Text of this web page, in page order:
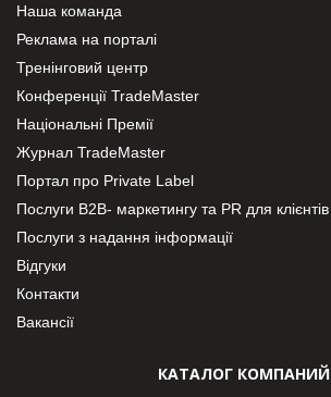
Наша команда
Реклама на порталі
Тренінговий центр
Конференції TradeMaster
Національні Премії
Журнал TradeMaster
Портал про Private Label
Послуги В2В- маркетингу та PR для клієнтів
Послуги з надання інформації
Відгуки
Контакти
Вакансії
КАТАЛОГ КОМПАНИЙ